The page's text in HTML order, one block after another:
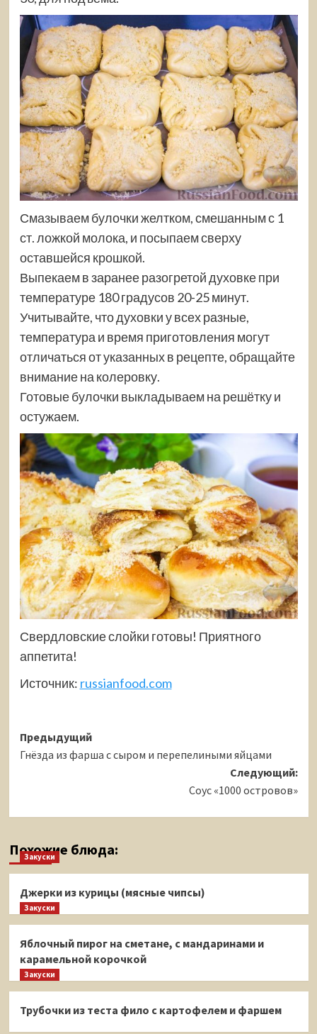
Смазываем булочки желтком, смешанным с 1
ст. ложкой молока, и посыпаем сверху
оставшейся крошкой.
Выпекаем в заранее разогретой духовке при
температуре 180 градусов 20-25 минут.
Учитывайте, что духовки у всех разные,
температура и время приготовления могут
отличаться от указанных в рецепте, обращайте
внимание на колеровку.
Готовые булочки выкладываем на решётку и
остужаем.
Свердловские слойки готовы! Приятного
аппетита!
Источник: russianfood.com
Навигация
записи
Предыдущий
Гнёзда из фарша с сыром и перепелиными яйцами
Следующий:
Соус «1000 островов»
Похожие блюда:
Закуски
Джерки из курицы (мясные чипсы)
Закуски
Яблочный пирог на сметане, с мандаринами и
карамельной корочкой
Закуски
Трубочки из теста фило с картофелем и фаршем